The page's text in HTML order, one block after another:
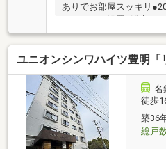
ありでお部屋スッキリ
光バツグンです●最寄り
５分、無印良品やスギ薬
便利です●コンビニ、ド
分圏内、生活施設充実の
部分南向き、バルコニー
ことができます●高速への
ユニオンシンワハイツ豊明「
名
徒歩
築36
総戸